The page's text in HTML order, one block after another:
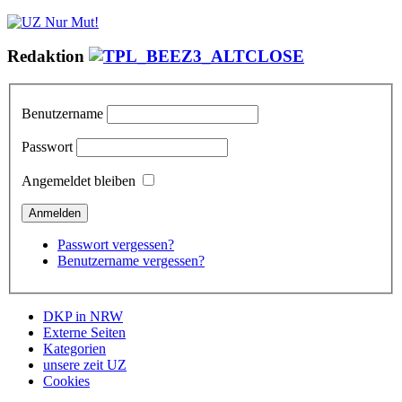
Redaktion
Benutzername
Passwort
Angemeldet bleiben
Passwort vergessen?
Benutzername vergessen?
DKP in NRW
Externe Seiten
Kategorien
unsere zeit UZ
Cookies